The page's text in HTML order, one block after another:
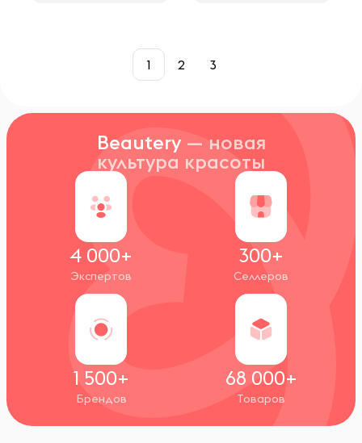
1 2 3
Beautery — новая
культура красоты
4 000+
Экспертов
300+
Селлеров
1 500+
Брендов
68 000+
Товаров